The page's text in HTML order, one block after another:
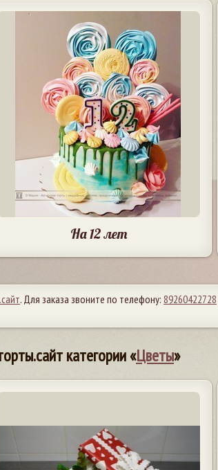
На 12 лет
. Для заказа звоните по телефону: 89260422728
категории «Цветы»